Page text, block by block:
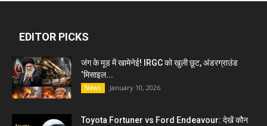
EDITOR PICKS
जंग के मूड में खामेनेई! IRGC को खुली छूट, अंडरग्राउंड
‘मिसाइल...
News January 10, 2026
Toyota Fortuner vs Ford Endeavour: देखें कौन